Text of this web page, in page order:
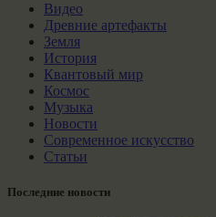
Видео
Древние артефакты
Земля
История
Квантовый мир
Космос
Музыка
Новости
Современное искусство
Статьи
Последние новости